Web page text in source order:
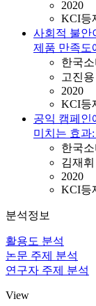
2020
KCI등
사회적 불안
제품 만족도
한국
고진용
2020
KCI등
공익 캠페인
미치는 효과
한국
김재휘
2020
KCI등
분석정보
활용도 분석
논문 주제 분석
연구자 주제 분석
View